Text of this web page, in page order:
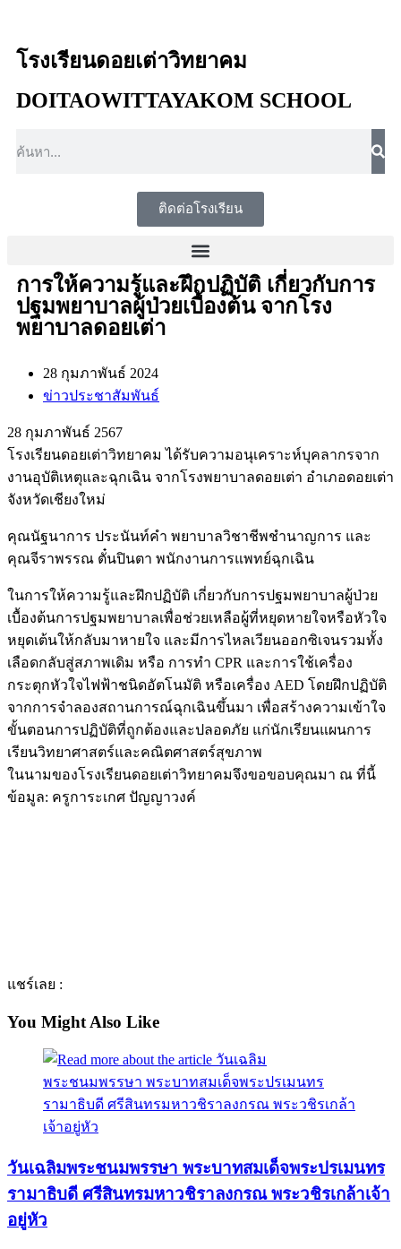
โรงเรียนดอยเต่าวิทยาคม
DOITAOWITTAYAKOM SCHOOL
ติดต่อโรงเรียน
การให้ความรู้และฝึกปฏิบัติ เกี่ยวกับการ
ปฐมพยาบาลผู้ป่วยเบื้องต้น จากโรง
พยาบาลดอยเต่า
28 กุมภาพันธ์ 2024
ข่าวประชาสัมพันธ์
28 กุมภาพันธ์ 2567
โรงเรียนดอยเต่าวิทยาคม ได้รับความอนุเคราะห์บุคลากรจาก
งานอุบัติเหตุและฉุกเฉิน จากโรงพยาบาลดอยเต่า อำเภอดอยเต่า
จังหวัดเชียงใหม่
คุณนัฐนาการ ประนันท์คำ พยาบาลวิชาชีพชำนาญการ และ
คุณจีราพรรณ ตั๋นปินตา พนักงานการแพทย์ฉุกเฉิน
ในการให้ความรู้และฝึกปฏิบัติ เกี่ยวกับการปฐมพยาบาลผู้ป่วย
เบื้องต้นการปฐมพยาบาลเพื่อช่วยเหลือผู้ที่หยุดหายใจหรือหัวใจ
หยุดเต้นให้กลับมาหายใจ และมีการไหลเวียนออกซิเจนรวมทั้ง
เลือดกลับสู่สภาพเดิม หรือ การทำ CPR และการใช้เครื่อง
กระตุกหัวใจไฟฟ้าชนิดอัตโนมัติ หรือเครื่อง AED โดยฝึกปฏิบัติ
จากการจำลองสถานการณ์ฉุกเฉินขึ้นมา เพื่อสร้างความเข้าใจ
ขั้นตอนการปฏิบัติที่ถูกต้องและปลอดภัย แก่นักเรียนแผนการ
เรียนวิทยาศาสตร์และคณิตศาสตร์สุขภาพ
ในนามของโรงเรียนดอยเต่าวิทยาคมจึงขอขอบคุณมา ณ ที่นี้
ข้อมูล: ครูการะเกศ ปัญญาวงค์
แชร์เลย :
You Might Also Like
วันเฉลิมพระชนมพรรษา พระบาทสมเด็จพระปรเมนทร
รามาธิบดี ศรีสินทรมหาวชิราลงกรณ พระวชิรเกล้าเจ้า
อยู่หัว